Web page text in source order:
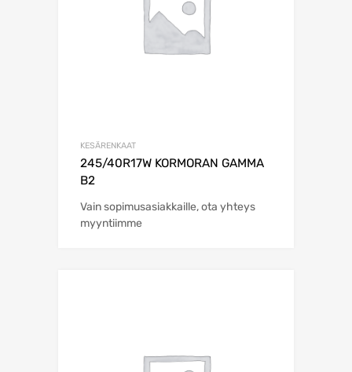
KESÄRENKAAT
245/40R17W KORMORAN GAMMA
B2
Vain sopimusasiakkaille, ota yhteys
myyntiimme